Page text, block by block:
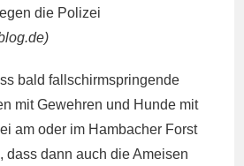
)
bald fallschirmspringende
mit Gewehren und Hunde mit
am oder im Hambacher Forst
dass dann auch die Ameisen